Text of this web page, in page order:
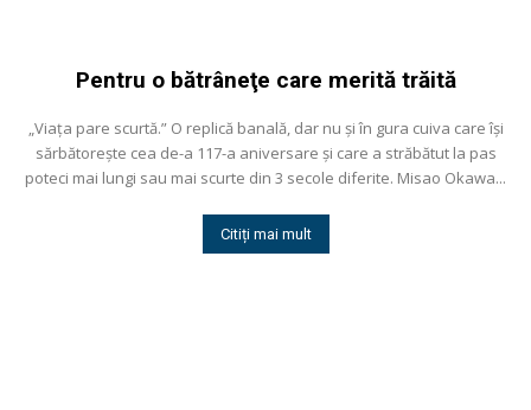
Pentru o bătrâneţe care merită trăită
„Viaţa pare scurtă.” O replică banală, dar nu și în gura cuiva care își
sărbătorește cea de-a 117-a aniversare și care a străbătut la pas
poteci mai lungi sau mai scurte din 3 secole diferite. Misao Okawa...
Citiți mai mult